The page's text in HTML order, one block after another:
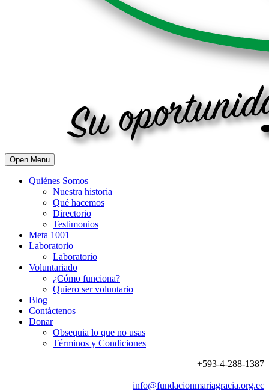
Open Menu
Quiénes Somos
Nuestra historia
Qué hacemos
Directorio
Testimonios
Meta 1001
Laboratorio
Laboratorio
Voluntariado
¿Cómo funciona?
Quiero ser voluntario
Blog
Contáctenos
Donar
Obsequia lo que no usas
Términos y Condiciones
+593-4-288-1387
info@fundacionmariagracia.org.ec